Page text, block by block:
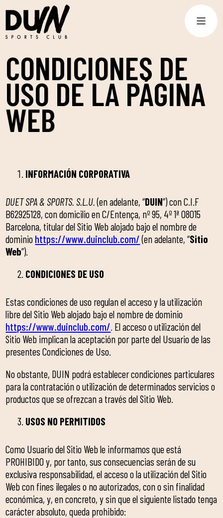
CONDICIONES DE
USO DE LA PÁGINA
WEB
INFORMACIÓN CORPORATIVA
DUET SPA & SPORTS. S.L.U. (en adelante, “DUIN”) con C.I.F
B62925128, con domicilio en C/Entença, nº 95, 4º 1ª 08015
Barcelona, titular del Sitio Web alojado bajo el nombre de
dominio https://www.duinclub.com/ (en adelante, “Sitio
Web”).
CONDICIONES DE USO
Estas condiciones de uso regulan el acceso y la utilización
libre del Sitio Web alojado bajo el nombre de dominio
https://www.duinclub.com/ El acceso o utilización del
Sitio Web implican la aceptación por parte del Usuario de las
presentes Condiciones de Uso.
No obstante, DUIN podrá establecer condiciones particulares
para la contratación o utilización de determinados servicios o
productos que se ofrezcan a través del Sitio Web.
USOS NO PERMITIDOS
Como Usuario del Sitio Web le informamos que está
PROHIBIDO y, por tanto, sus consecuencias serán de su
exclusiva responsabilidad, el acceso o la utilización del Sitio
Web con fines ilegales o no autorizados, con o sin finalidad
económica, y, en concreto, y sin que el siguiente listado tenga
carácter absoluto, queda prohibido: